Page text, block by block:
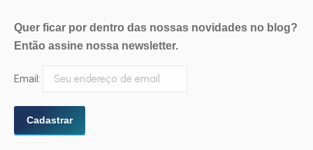
Quer ficar por dentro das nossas novidades no blog?
Então assine nossa newsletter.
Email: